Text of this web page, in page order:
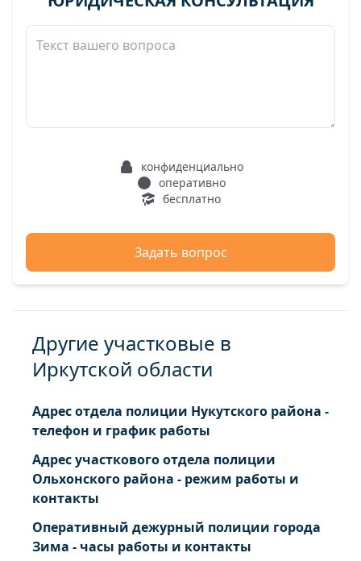
Полоскова деревня
конфиденциально
оперативно
бесплатно
Задать вопрос
Другие участковые в
Иркутской области
Адрес отдела полиции Нукутского района -
телефон и график работы
Адрес участкового отдела полиции
Ольхонского района - режим работы и
контакты
Оперативный дежурный полиции города
Зима - часы работы и контакты